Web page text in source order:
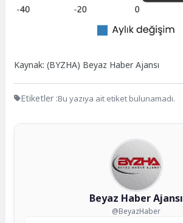
Kaynak: (BYZHA) Beyaz Haber Ajansı
Etiketler :Bu yazıya ait etiket bulunamadı.
Beyaz Haber Ajansı
@BeyazHaber